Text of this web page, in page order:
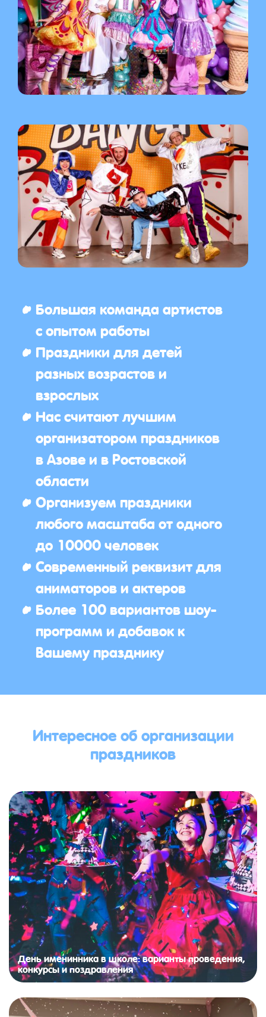
Большая команда артистов
с опытом работы
Праздники для детей
разных возрастов и
взрослых
Нас считают лучшим
организатором праздников
в Азове и в Ростовской
области
Организуем праздники
любого масштаба от одного
до 10000 человек
Современный реквизит для
аниматоров и актеров
Более 100 вариантов шоу-
программ и добавок к
Вашему празднику
Интересное об организации
праздников
День именинника в школе: варианты проведения,
конкурсы и поздравления